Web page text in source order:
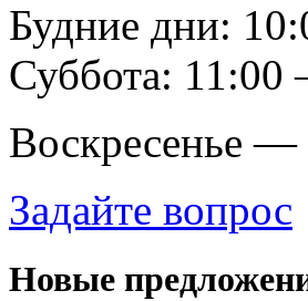
Будние дни:
Суббота:
Воскресенье
Задайте вопрос
Новые